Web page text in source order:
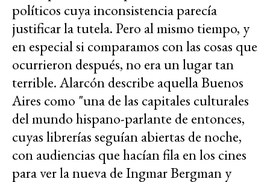
políticos cuya inconsistencia parecía
justificar la tutela. Pero al mismo tiempo, y
en especial si comparamos con las cosas que
ocurrieron después, no era un lugar tan
terrible. Alarcón describe aquella Buenos
Aires como "una de las capitales culturales
del mundo hispano-parlante de entonces,
cuyas librerías seguían abiertas de noche,
con audiencias que hacían fila en los cines
para ver la nueva de Ingmar Bergman y